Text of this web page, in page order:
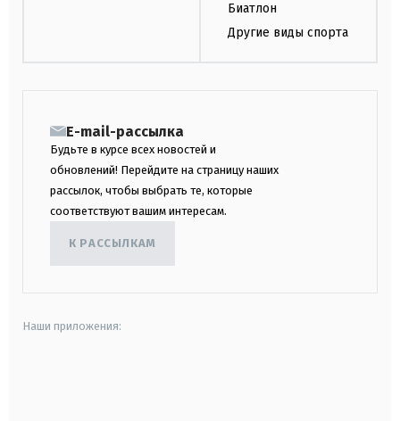
Биатлон
Другие виды спорта
E-mail-рассылка
Будьте в курсе всех новостей и
обновлений! Перейдите на страницу наших
рассылок, чтобы выбрать те, которые
соответствуют вашим интересам.
К РАССЫЛКАМ
Наши приложения: